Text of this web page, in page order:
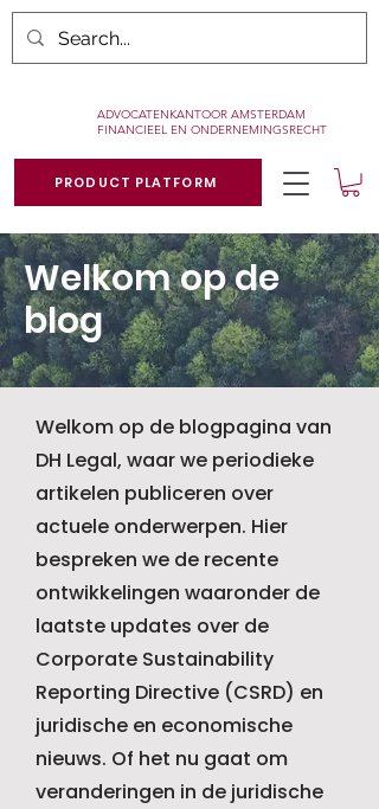
PRODUCT PLATFORM
ADVOCATENKANTOOR AMSTERDAM
FINANCIEEL EN ONDERNEMINGSRECHT
Welkom op de
blog
Welkom op de blogpagina van
DH Legal, waar we periodieke
artikelen publiceren over
actuele onderwerpen. Hier
bespreken we de recente
ontwikkelingen waaronder de
laatste updates over de
Corporate Sustainability
Reporting Directive (CSRD) en
juridische en economische
nieuws. Of het nu gaat om
veranderingen in de juridische